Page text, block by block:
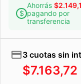
Ahorrás $
pagando por
transferencia
3 cuotas sin
$7.163,72